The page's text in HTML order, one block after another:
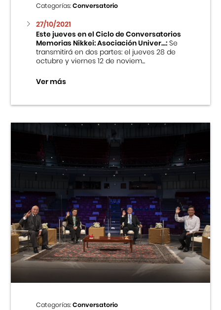
Categorías:Conversatorio
27/10/2021
Este jueves en el Ciclo de Conversatorios
Memorias Nikkei: Asociación Univer...:Se
transmitirá en dos partes: el jueves 28 de
octubre y viernes 12 de noviem...
Ver más
Categorías:Conversatorio